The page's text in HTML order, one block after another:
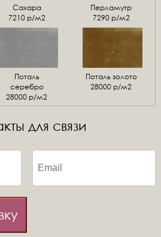
Сахара
7210 р/м2
Перламутр
7290 р/м2
Поталь
серебро
28000 р/м2
Поталь золото
28000 р/м2
для связи